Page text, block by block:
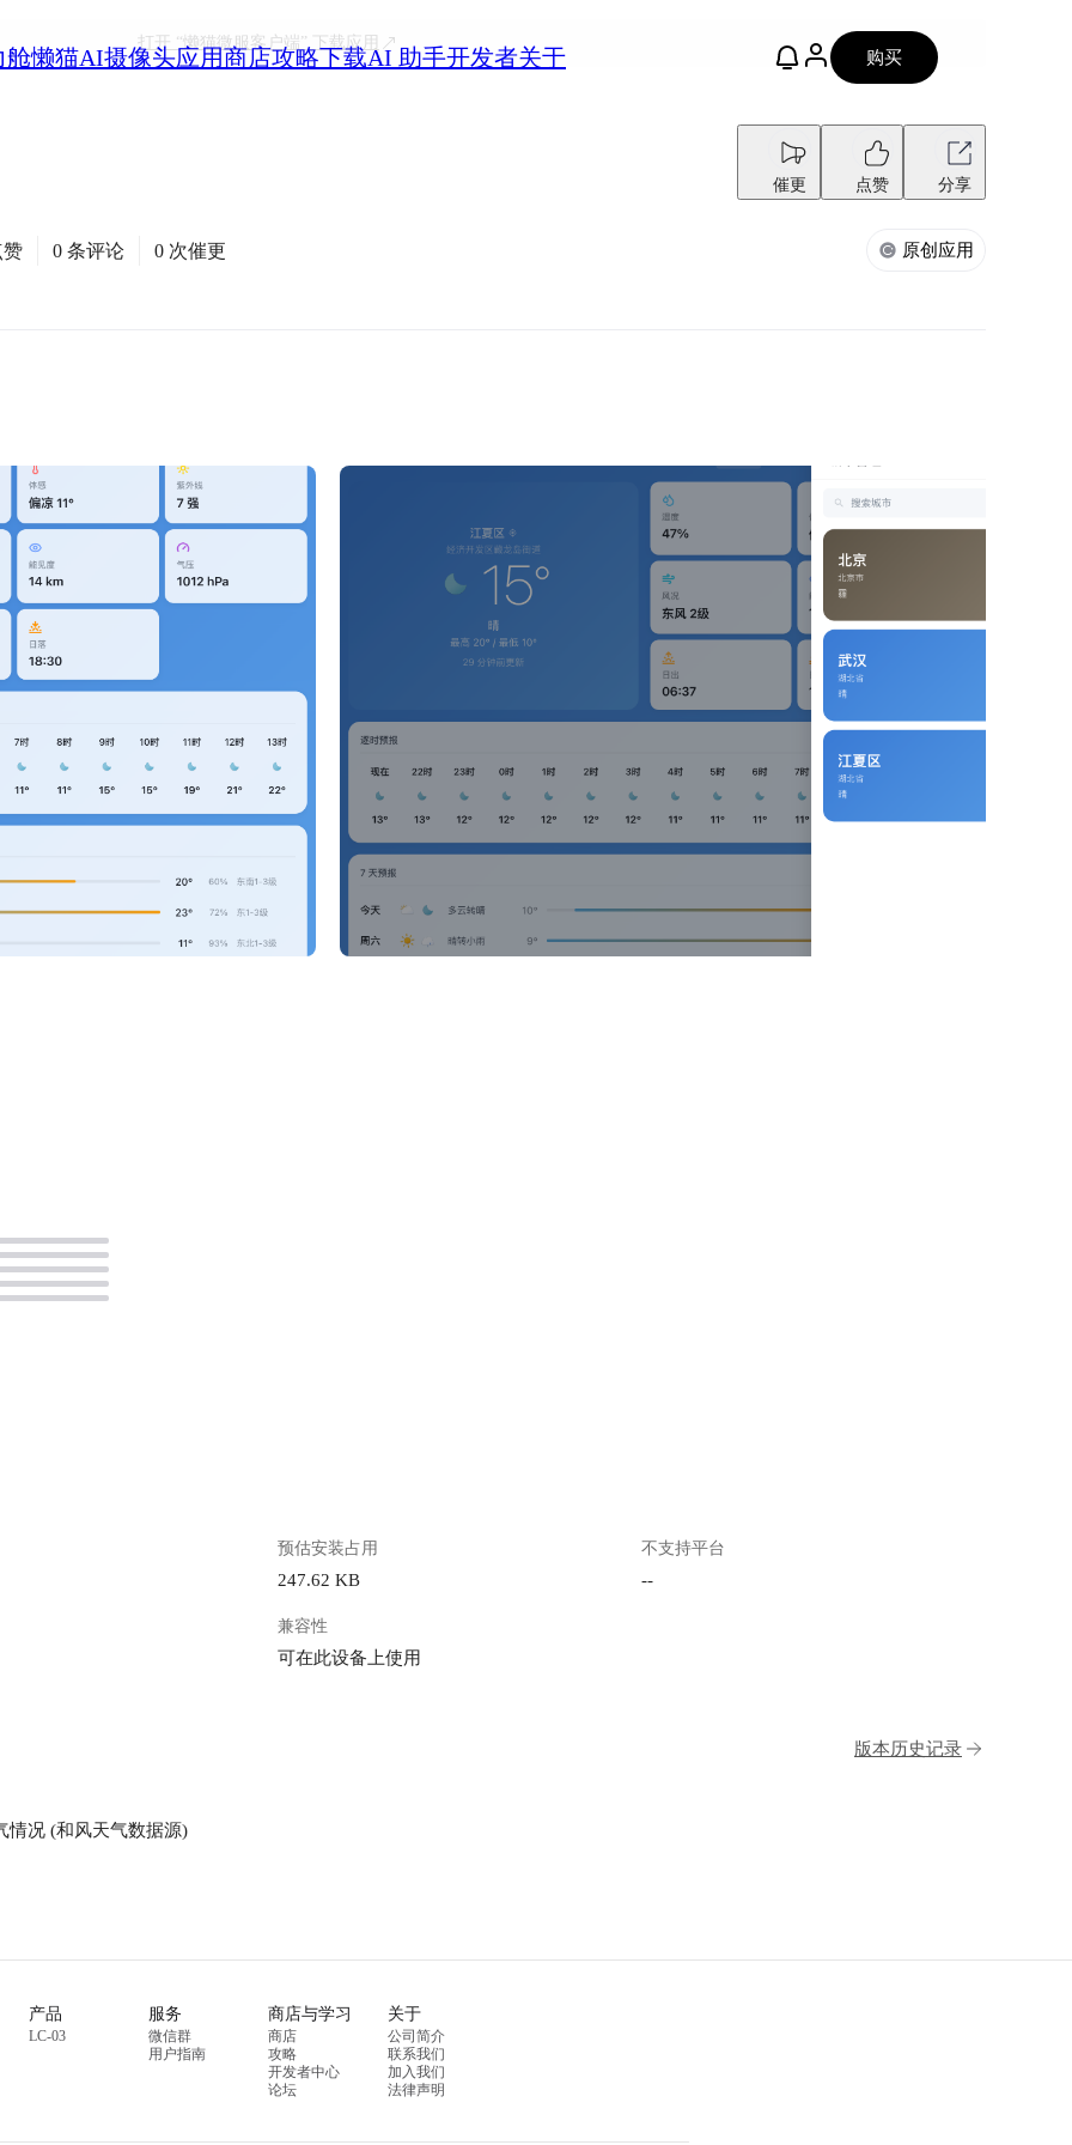
舱懒猫AI摄像头应用商店攻略下载AI 助手开发者关于 购买
打开 “懒猫微服客户端”下载应用
催更 点赞 分享
赞 0 条评论 0 次催更 原创应用
预估安装占用
247.62 KB
不支持平台
--
兼容性
可在此设备上使用
版本历史记录
情况 (和风天气数据源)
产品
LC-03
服务
微信群
用户指南
商店与学习
商店
攻略
开发者中心
论坛
关于
公司简介
联系我们
加入我们
法律声明